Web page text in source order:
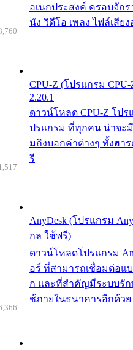
อเนกประสงค์ ครอบจัก
นัง วิดีโอ เพลง ไฟล์เสีย
CPU-Z (โปรแกรม
2.20.1
ดาวน์โหลด CPU-Z โปร
ปรแกรม ที่ทุกคน น่าจะมี
มถึงบอกค่าต่างๆ ทั้งฮา
รี
AnyDesk (โปรแกรม
กล ใช้ฟรี)
ดาวน์โหลดโปรแกรม
อร์ ที่สามารถเชื่อมต่อแ
ก และที่สำคัญมีระบบรั
ช้ภายในธนาคารอีกด้วย